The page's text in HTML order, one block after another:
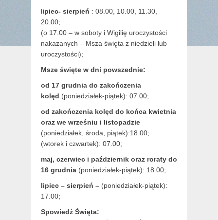
lipiec- sierpień : 08.00, 10.00, 11.30,
20.00;
(o 17.00 – w soboty i Wigilię uroczystości
nakazanych – Msza święta z niedzieli lub
uroczystości);
Msze święte w dni powszednie:
od 17 grudnia do zakończenia
kolęd (poniedziałek-piątek): 07.00;
od zakończenia kolęd do końca kwietnia
oraz we wrześniu i listopadzie
(poniedziałek, środa, piątek):18.00;
(wtorek i czwartek): 07.00;
maj, czerwiec i październik oraz roraty do
16 grudnia (poniedziałek-piątek): 18.00;
lipiec – sierpień – (poniedziałek-piątek):
17.00;
Spowiedź Święta: